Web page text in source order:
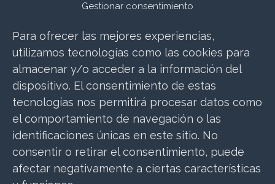
Gestionar consentimiento
Para ofrecer las mejores experiencias,
utilizamos tecnologías como las cookies para
almacenar y/o acceder a la información del
dispositivo. El consentimiento de estas
tecnologías nos permitirá procesar datos como
el comportamiento de navegación o las
identificaciones únicas en este sitio. No
consentir o retirar el consentimiento, puede
afectar negativamente a ciertas características
Se diferencian en acabados internos y
externos, conoce más detalles y precios aquí.
CONTACTO